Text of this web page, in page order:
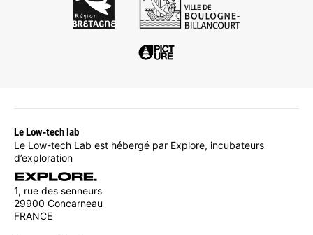
Le Low-tech lab
Le Low-tech Lab est hébergé par Explore, incubateurs
d’exploration
1, rue des senneurs
29900 Concarneau
FRANCE